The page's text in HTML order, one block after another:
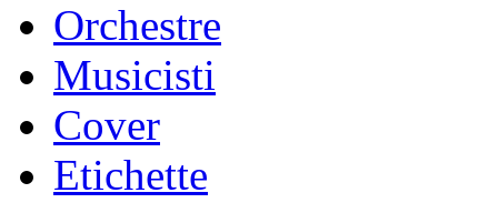
Orchestre
Musicisti
Cover
Etichette